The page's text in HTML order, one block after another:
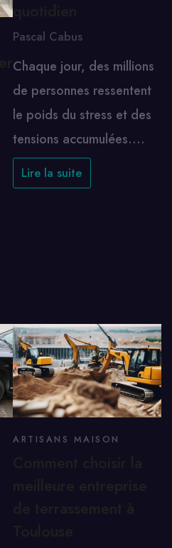
Pascal Cabus
Chaque jour, des millions
de personnes ressentent
le poids du stress et des
tensions accumulées.…
Lire la suite
ARTISANS MAISON